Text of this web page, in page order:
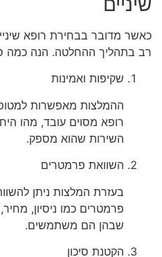
כאשר מדובר בבחירת רופא
רב בתהליך ההחלטה. הנה כמה
שקיפות ואמינות
ההמלצות מאפשרות
רופא מסוים עובד, מהו
השירות שהוא מספק.
השוואת פרמטרים
בעזרת המלצות ניתן
פרמטרים כמו ניסיון,
שבהן הם משתמשים.
הקטנת סיכון